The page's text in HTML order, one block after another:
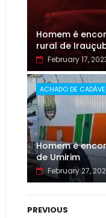
Homem é
rural de
February 17,
ACHADO DE
Homem é
de Umirim
February 27,
PREVIOUS